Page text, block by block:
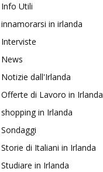
Info Utili
innamorarsi in irlanda
Interviste
News
Notizie dall'Irlanda
Offerte di Lavoro in Irlanda
shopping in Irlanda
Sondaggi
Storie di Italiani in Irlanda
Studiare in Irlanda